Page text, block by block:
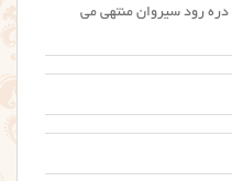
رود سیروان منتهی می